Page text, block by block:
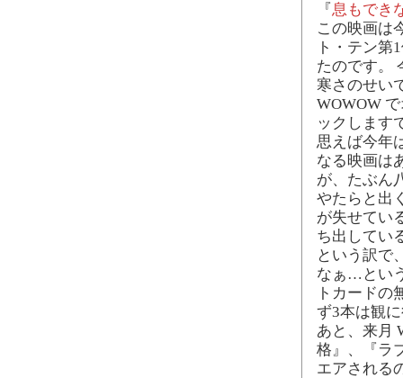
『息もでき
この映画は
ト・テン第
たのです。
寒さのせい
WOWOW
ックします
思えば今年
なる映画は
が、たぶん
やたらと出
が失せてい
ち出してい
という訳で
なぁ…とい
トカードの
ず3本は観
あと、来月
格』、『ラ
エアされる